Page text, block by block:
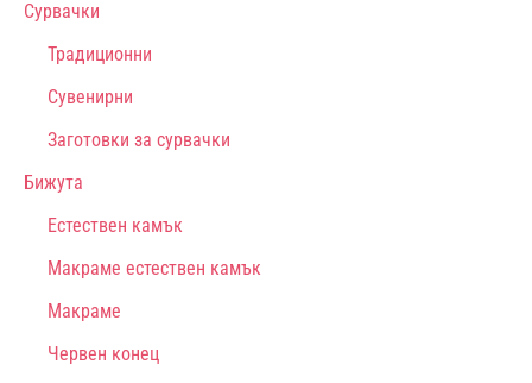
Сурвачки
Традиционни
Сувенирни
Заготовки за сурвачки
Бижута
Естествен камък
Макраме естествен камък
Макраме
Червен конец